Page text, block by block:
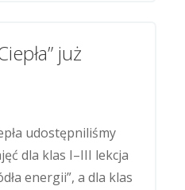
już
udostępniliśmy
dla klas I–III lekcja
energii”, a dla klas